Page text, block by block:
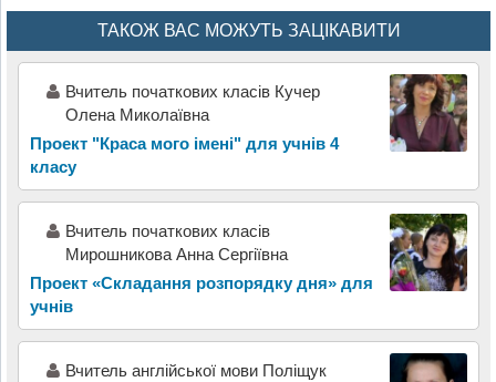
ТАКОЖ ВАС МОЖУТЬ ЗАЦІКАВИТИ
Вчитель початкових класів Кучер
Олена Миколаївна
Проект "Краса мого імені" для учнів 4
класу
Вчитель початкових класів
Мирошникова Анна Сергіївна
Проект «Складання розпорядку дня» для
учнів
Вчитель англійської мови Поліщук